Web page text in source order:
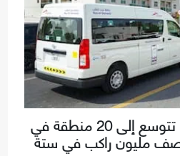
(حافلات تحت الطلب) تتوسع إلى 20 منطقة في
مليون راكب في ستة